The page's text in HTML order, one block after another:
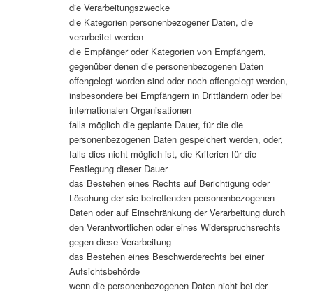
die Verarbeitungszwecke
die Kategorien personenbezogener Daten, die
verarbeitet werden
die Empfänger oder Kategorien von Empfängern,
gegenüber denen die personenbezogenen Daten
offengelegt worden sind oder noch offengelegt werden,
insbesondere bei Empfängern in Drittländern oder bei
internationalen Organisationen
falls möglich die geplante Dauer, für die die
personenbezogenen Daten gespeichert werden, oder,
falls dies nicht möglich ist, die Kriterien für die
Festlegung dieser Dauer
das Bestehen eines Rechts auf Berichtigung oder
Löschung der sie betreffenden personenbezogenen
Daten oder auf Einschränkung der Verarbeitung durch
den Verantwortlichen oder eines Widerspruchsrechts
gegen diese Verarbeitung
das Bestehen eines Beschwerderechts bei einer
Aufsichtsbehörde
wenn die personenbezogenen Daten nicht bei der